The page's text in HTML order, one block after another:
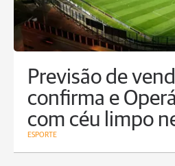
Previsão de
confirma e
com céu limpo
ESPORTE